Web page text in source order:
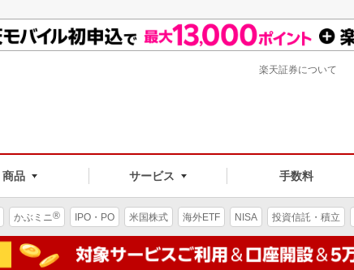
商品 サービス 手数料
楽天証券について
かぶミニ® IPO・PO 米国株式 海外ETF NISA 投資信託・積立